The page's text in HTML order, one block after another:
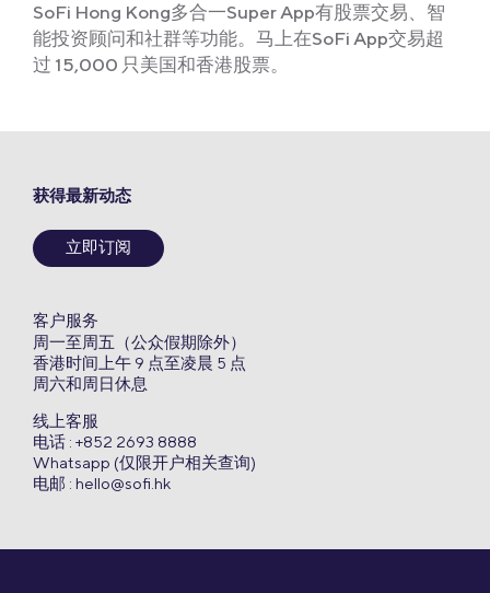
SoFi Hong Kong多合一Super App有股票交易、智
能投资顾问和社群等功能。马上在SoFi App交易超
过 15,000 只美国和香港股票。
获得最新动态
立即订阅
客户服务
周一至周五（公众假期除外）
香港时间上午 9 点至凌晨 5 点
周六和周日休息
线上客服
电话 : +852 2693 8888
Whatsapp (仅限开户相关查询)
电邮 : hello@sofi.hk